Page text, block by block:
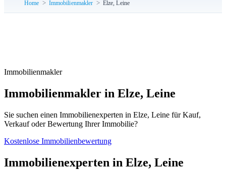
Home Immobilienmakler Elze, Leine
Immobilienmakler
Immobilienmakler in Elze, Leine
Sie suchen einen Immobilienexperten in Elze, Leine für Kauf,
Verkauf oder Bewertung Ihrer Immobilie?
Kostenlose Immobilienbewertung
Immobilienexperten in Elze, Leine